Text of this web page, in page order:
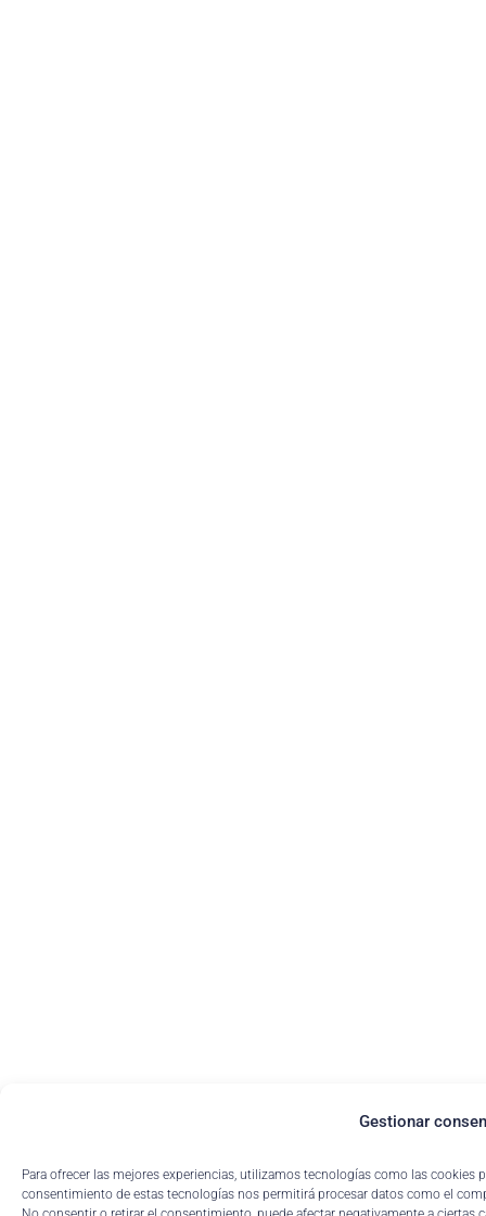
Gestionar
Para ofrecer las mejores experiencias, utilizamos tecnologías como las
consentimiento de estas tecnologías nos permitirá procesar datos como el